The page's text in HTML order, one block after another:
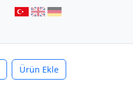
Ürün Ekle